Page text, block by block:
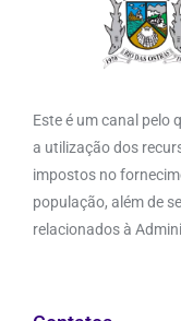
Este é um canal pelo
a utilização dos
impostos no
população, além de
relacionados à